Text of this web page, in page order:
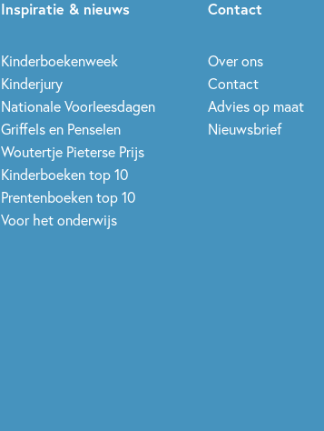
Inspiratie & nieuws
Kinderboekenweek
Kinderjury
Nationale Voorleesdagen
Griffels en Penselen
Woutertje Pieterse Prijs
Kinderboeken top 10
Prentenboeken top 10
Voor het onderwijs
Contact
Over ons
Contact
Advies op maat
Nieuwsbrief